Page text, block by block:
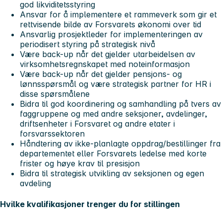
god likviditetsstyring
Ansvar for å implementere et rammeverk som gir et
rettvisende bilde av Forsvarets økonomi over tid
Ansvarlig prosjektleder for implementeringen av
periodisert styring på strategisk nivå
Være back-up når det gjelder utarbeidelsen av
virksomhetsregnskapet med noteinformasjon
Være back-up når det gjelder pensjons- og
lønnsspørsmål og være strategisk partner for HR i
disse spørsmålene
Bidra til god koordinering og samhandling på tvers av
faggruppene og med andre seksjoner, avdelinger,
driftsenheter i Forsvaret og andre etater i
forsvarssektoren
Håndtering av ikke-planlagte oppdrag/bestillinger fra
departementet eller Forsvarets ledelse med korte
frister og høye krav til presisjon
Bidra til strategisk utvikling av seksjonen og egen
avdeling
Hvilke kvalifikasjoner trenger du for stillingen